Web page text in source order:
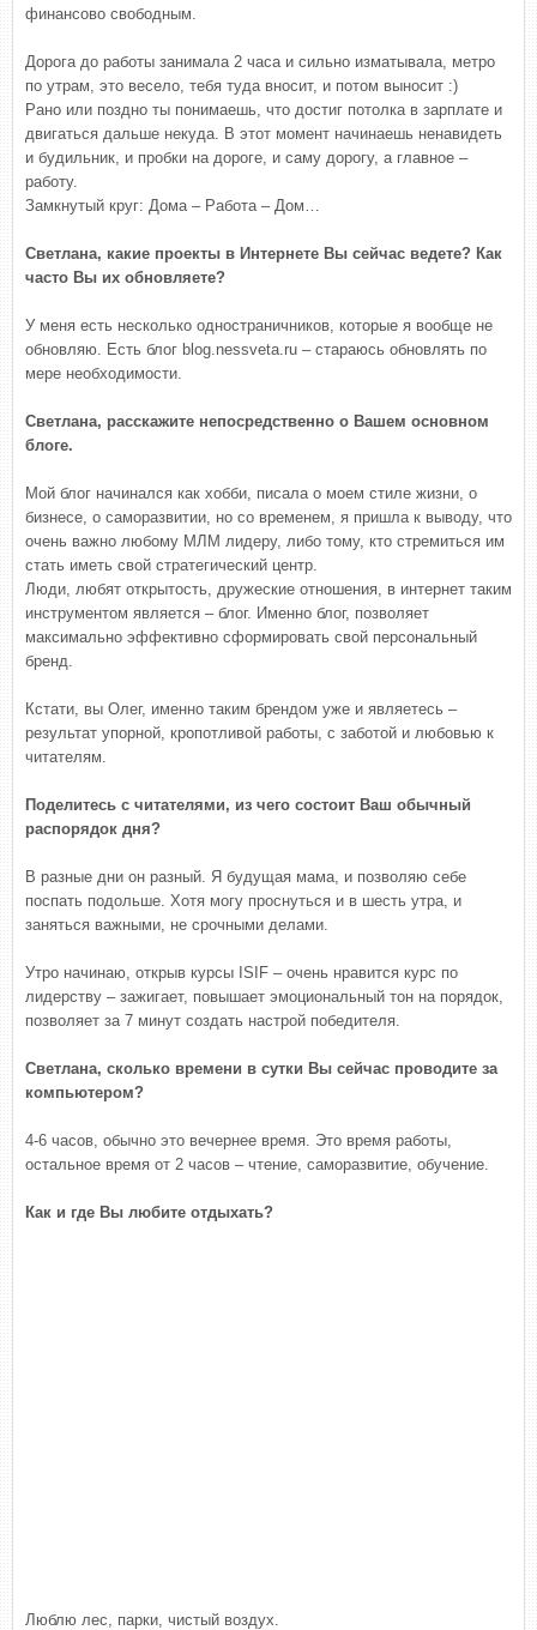
финансово свободным.
Дорога до работы занимала 2 часа и сильно изматывала, метро
по утрам, это весело, тебя туда вносит, и потом выносит :)
Рано или поздно ты понимаешь, что достиг потолка в зарплате и
двигаться дальше некуда. В этот момент начинаешь ненавидеть
и будильник, и пробки на дороге, и саму дорогу, а главное –
работу.
Замкнутый круг: Дома – Работа – Дом…
Светлана, какие проекты в Интернете Вы сейчас ведете? Как
часто Вы их обновляете?
У меня есть несколько одностраничников, которые я вообще не
обновляю. Есть блог blog.nessveta.ru – стараюсь обновлять по
мере необходимости.
Светлана, расскажите непосредственно о Вашем основном
блоге.
Мой блог начинался как хобби, писала о моем стиле жизни, о
бизнесе, о саморазвитии, но со временем, я пришла к выводу, что
очень важно любому МЛМ лидеру, либо тому, кто стремиться им
стать иметь свой стратегический центр.
Люди, любят открытость, дружеские отношения, в интернет таким
инструментом является – блог. Именно блог, позволяет
максимально эффективно сформировать свой персональный
бренд.
Кстати, вы Олег, именно таким брендом уже и являетесь –
результат упорной, кропотливой работы, с заботой и любовью к
читателям.
Поделитесь с читателями, из чего состоит Ваш обычный
распорядок дня?
В разные дни он разный. Я будущая мама, и позволяю себе
поспать подольше. Хотя могу проснуться и в шесть утра, и
заняться важными, не срочными делами.
Утро начинаю, открыв курсы ISIF – очень нравится курс по
лидерству – зажигает, повышает эмоциональный тон на порядок,
позволяет за 7 минут создать настрой победителя.
Светлана, сколько времени в сутки Вы сейчас проводите за
компьютером?
4-6 часов, обычно это вечернее время. Это время работы,
остальное время от 2 часов – чтение, саморазвитие, обучение.
Как и где Вы любите отдыхать?
Люблю лес, парки, чистый воздух.